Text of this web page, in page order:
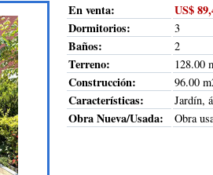
En venta:
US$
Dormitorios:
3
Baños: 2
Terreno: 128.00
Construcción: 96.00
Características: Jardín,
Obra Nueva/Usada: Obra